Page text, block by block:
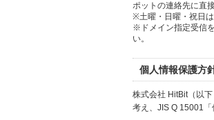
ポットの連絡先に直
※土曜・日曜・祝日
※ドメイン指定受信
い。
個人情報保護方
株式会社 HitBit（以
考え、JIS Q 15001